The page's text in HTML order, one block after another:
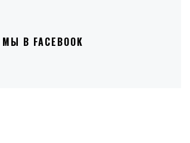
МЫ В FACEBOOK